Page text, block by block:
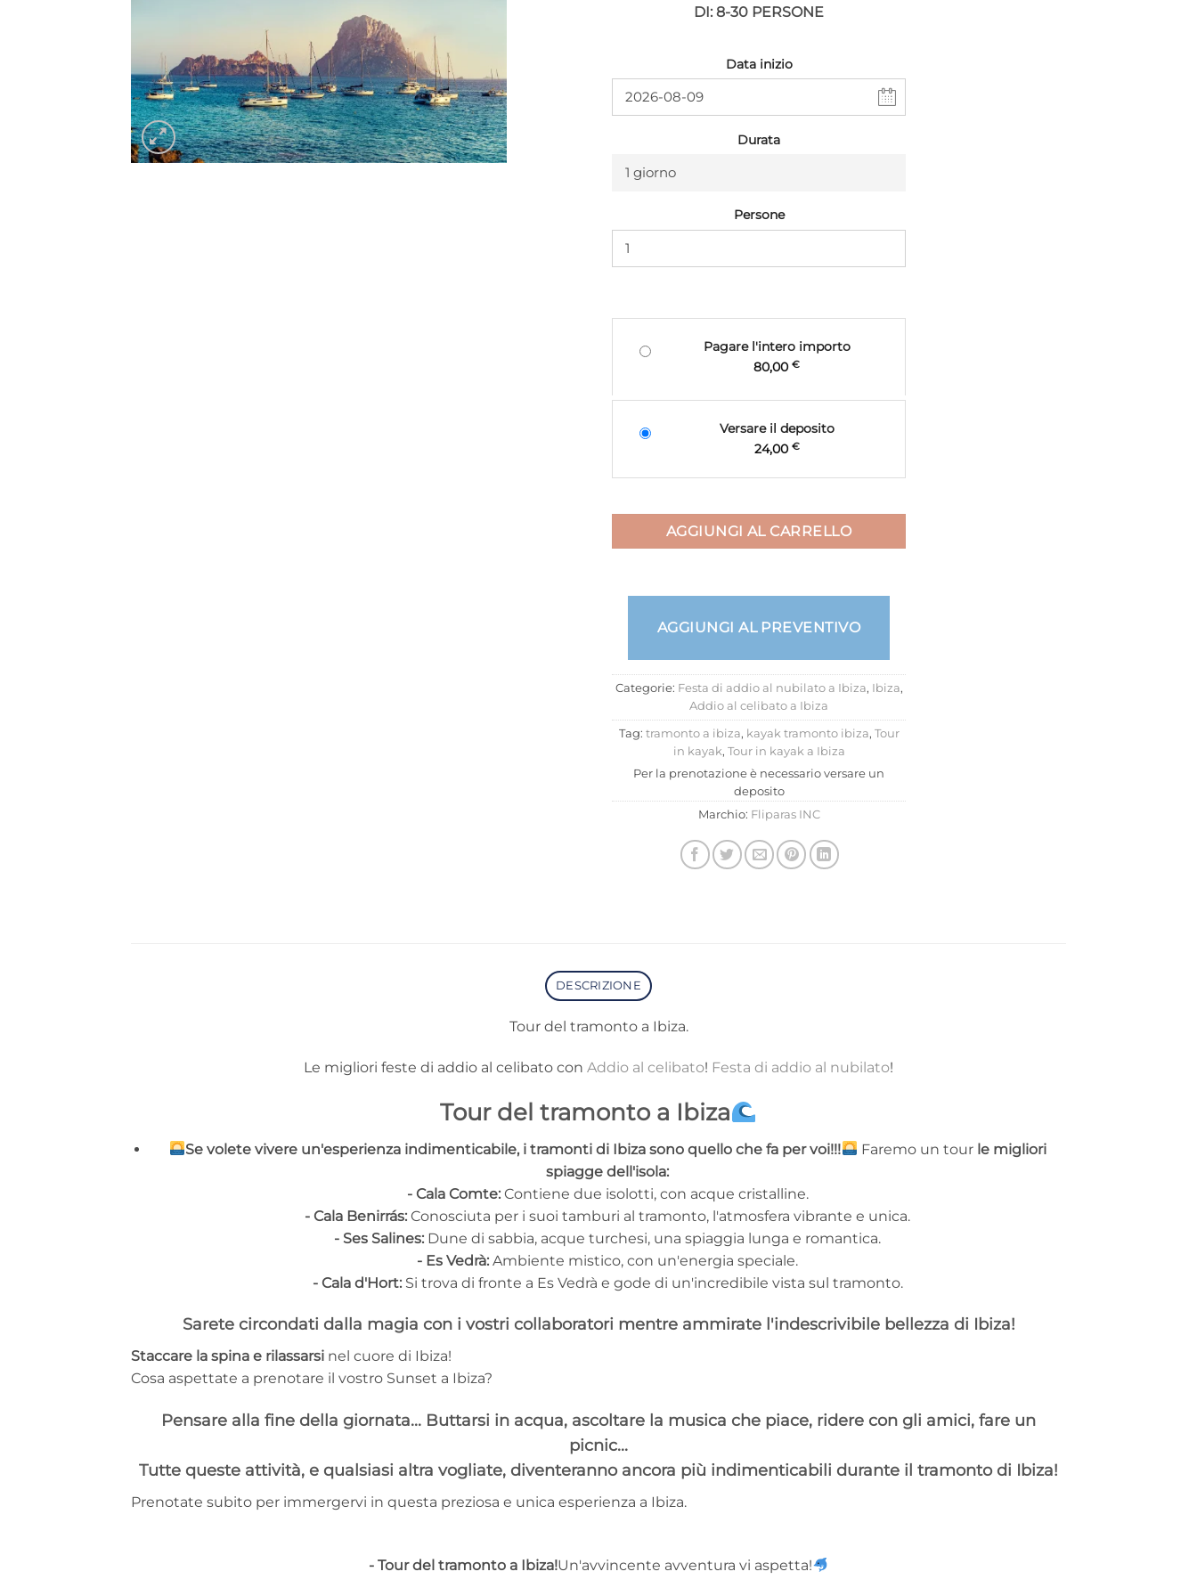
DI: 8-30 PERSONE
Data inizio
Durata
1 giorno
Persone
Pagare l'intero importo
80,00 €
Versare il deposito
24,00 €
AGGIUNGI AL CARRELLO
AGGIUNGI AL PREVENTIVO
Categorie: Festa di addio al nubilato a Ibiza, Ibiza,
Addio al celibato a Ibiza
Tag: tramonto a ibiza, kayak tramonto ibiza, Tour
in kayak, Tour in kayak a Ibiza
Per la prenotazione è necessario versare un
deposito
Marchio: Fliparas INC
DESCRIZIONE
Tour del tramonto a Ibiza.
Le migliori feste di addio al celibato con Addio al celibato! Festa di addio al nubilato!
Tour del tramonto a Ibiza
Se volete vivere un'esperienza indimenticabile, i tramonti di Ibiza sono quello che fa per voi!!! Faremo un tour le migliori
spiagge dell'isola:
- Cala Comte:Contiene due isolotti, con acque cristalline.
- Cala Benirrás: Conosciuta per i suoi tamburi al tramonto, l'atmosfera vibrante e unica.
- Ses Salines: Dune di sabbia, acque turchesi, una spiaggia lunga e romantica.
- Es Vedrà: Ambiente mistico, con un'energia speciale.
- Cala d'Hort:Si trova di fronte a Es Vedrà e gode di un'incredibile vista sul tramonto.
Sarete circondati dalla magia con i vostri collaboratori mentre ammirate l'indescrivibile bellezza di Ibiza!
Staccare la spina e rilassarsi nel cuore di Ibiza!
Cosa aspettate a prenotare il vostro Sunset a Ibiza?
Pensare alla fine della giornata... Buttarsi in acqua, ascoltare la musica che piace, ridere con gli amici, fare un
picnic...
Tutte queste attività, e qualsiasi altra vogliate, diventeranno ancora più indimenticabili durante il tramonto di Ibiza!
Prenotate subito per immergervi in questa preziosa e unica esperienza a Ibiza.
- Tour del tramonto a Ibiza!Un'avvincente avventura vi aspetta!